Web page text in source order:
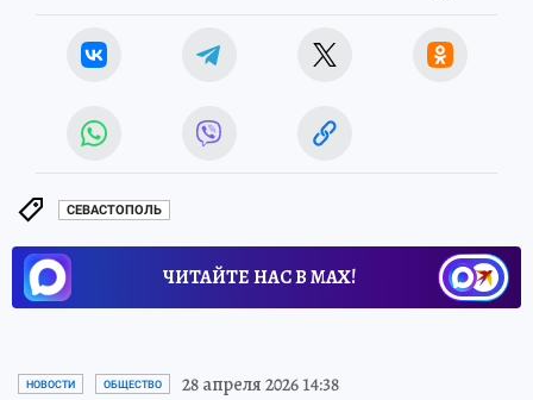
СЕВАСТОПОЛЬ
ЧИТАЙТЕ НАС В МАХ!
НОВОСТИ ОБЩЕСТВО 28 апреля 2026 14:38